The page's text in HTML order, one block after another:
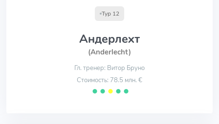
Тур 12
Андерлехт
(Anderlecht)
Гл. тренер: Витор Бруно
Стоимость: 78.5 млн. €
⬤ ⬤ ⬤ ⬤ ⬤